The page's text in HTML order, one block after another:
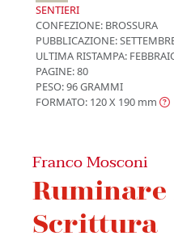
SENTIERI
CONFEZIONE: BROSSURA
PUBBLICAZIONE:
ULTIMA RISTAMPA:
PAGINE: 80
PESO: 96 GRAMMI
FORMATO: 120 X 190 mm
Franco Mosconi
Ruminare
Scrittura